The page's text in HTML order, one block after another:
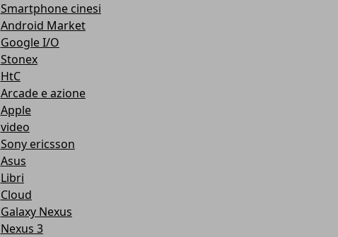
Smartphone cinesi
Android Market
Google I/O
Stonex
HtC
Arcade e azione
Apple
video
Sony ericsson
Asus
Libri
Cloud
Galaxy Nexus
Nexus 3